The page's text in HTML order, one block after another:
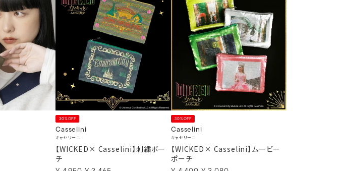
30%OFF
Casselini
キャセリーニ
【WICKED× Casselini】刺繍ポー
チ
30%OFF
Casselini
キャセリーニ
【WICKED× Casselini】ムービー
ポーチ